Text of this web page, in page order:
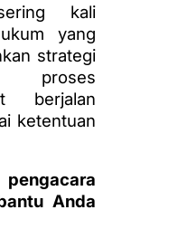
kali
yang
strategi
proses
berjalan
ketentuan
Anda